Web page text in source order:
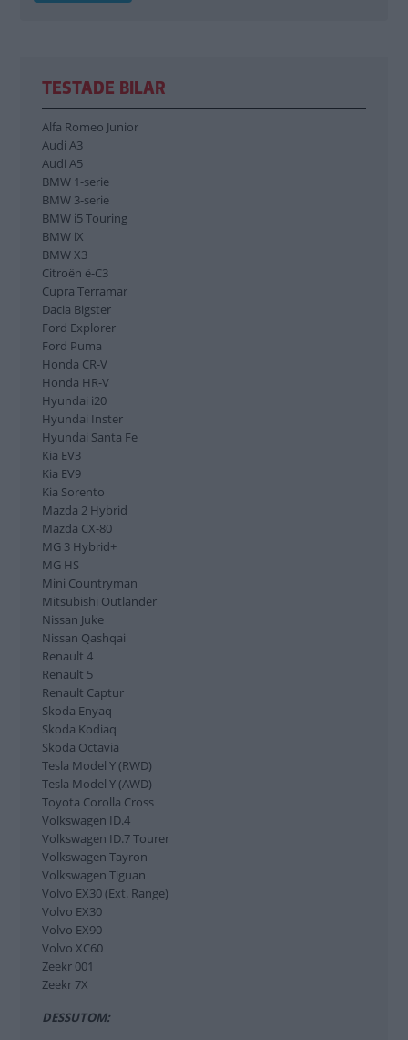
Ford Explorer
Ford Puma
Honda CR-V
Honda HR-V
Hyundai i20
Hyundai Inster
Hyundai Santa Fe
Kia EV3
Kia EV9
Kia Sorento
Mazda 2 Hybrid
Mazda CX-80
MG 3 Hybrid+
MG HS
Mini Countryman
Mitsubishi Outlander
Nissan Juke
Nissan Qashqai
Renault 4
Renault 5
Renault Captur
Skoda Enyaq
Skoda Kodiaq
Skoda Octavia
Tesla Model Y (RWD)
Tesla Model Y (AWD)
Toyota Corolla Cross
Volkswagen ID.4
Volkswagen ID.7 Tourer
Volkswagen Tayron
Volkswagen Tiguan
Volvo EX30 (Ext. Range)
Volvo EX30
Volvo EX90
Volvo XC60
Zeekr 001
Zeekr 7X
DESSUTOM:
Så testar Vi Bilägare
Teståret 2025 i siffror
AutoIndex: Så tycker ägarna
Test: Extraljus
Test: Förbandsväskor
Så parkerar du rätt
Summering av långteståret
TESTADE BILAR
Alfa Romeo Junior
Audi A3
Audi A5
BMW 1-serie
BMW 3-serie
BMW i5 Touring
BMW iX
BMW X3
Citroën ë-C3
Cupra Terramar
Dacia Bigster
Ford Explorer
Ford Puma
Honda CR-V
Honda HR-V
Hyundai i20
Hyundai Inster
Hyundai Santa Fe
Kia EV3
Kia EV9
Kia Sorento
Mazda 2 Hybrid
Mazda CX-80
MG 3 Hybrid+
MG HS
Mini Countryman
Mitsubishi Outlander
Nissan Juke
Nissan Qashqai
Renault 4
Renault 5
Renault Captur
Skoda Enyaq
Skoda Kodiaq
Skoda Octavia
Tesla Model Y (RWD)
Tesla Model Y (AWD)
Toyota Corolla Cross
Volkswagen ID.4
Volkswagen ID.7 Tourer
Volkswagen Tayron
Volkswagen Tiguan
Volvo EX30 (Ext. Range)
Volvo EX30
Volvo EX90
Volvo XC60
Zeekr 001
Zeekr 7X
DESSUTOM: